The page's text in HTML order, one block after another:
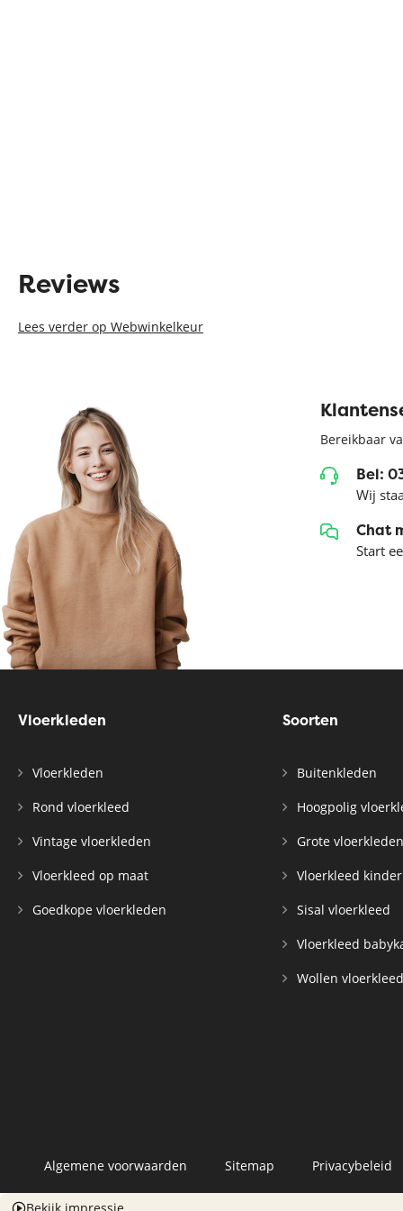
Reviews
Lees verder op Webwinkelkeur
Bereikbaar
Bel:
Wij
Chat
Start
Vloerkleden
Vloerkleden
Rond vloerkleed
Vintage vloerkleden
Vloerkleed op maat
Goedkope vloerkleden
Soorten
Buitenkleden
Hoogpolig
Grote vloerkleden
Vloerkleed
Sisal vloerkleed
Vloerkleed
Wollen vloerkleed
Algemene voorwaarden Sitemap Privacybeleid